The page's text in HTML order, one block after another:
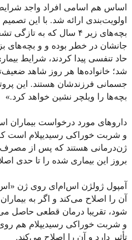
اساس هم اسامی افراد واجد
اولویت‌بندی ارائه شد. با این
بچه‌های زیر ۴ سال که به
جانشان در خطر بوده و و بچه‌های
حاد تنفسی پیدا کردند، شرایط
شد؛ خانواده‌ها هر روز شاهد
جسمانی فرزندشان هستند. این
بچه‌ها را ویلچر نشین خواهد کرد.»
داروهای مورد درخواست بیماران
و شربت خوراکی رسیدیپلام است
ژن‌درمانی هستند که پس از
بروز این بیماری شده را تا حدی
آمپول ژولژن اس‌ام‌ای روی ژن
آن را اصلاح می‌کند و اگر به
شود، تقریبا درمان قطعی حاصل
و شربت خوراکی رسیدیپلام هم
تأثیر دارد و آن را اصلاح می‌کند.